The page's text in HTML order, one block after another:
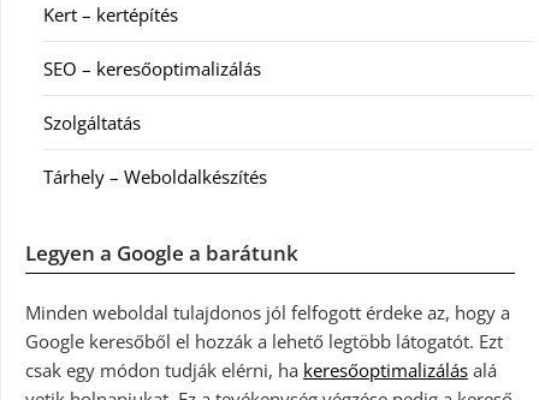
Kert – kertépítés
SEO – keresőoptimalizálás
Szolgáltatás
Tárhely – Weboldalkészítés
Legyen a Google a barátunk
Minden weboldal tulajdonos jól felfogott érdeke az, hogy a
Google keresőből el hozzák a lehető legtöbb látogatót. Ezt
csak egy módon tudják elérni, ha keresőoptimalizálás alá